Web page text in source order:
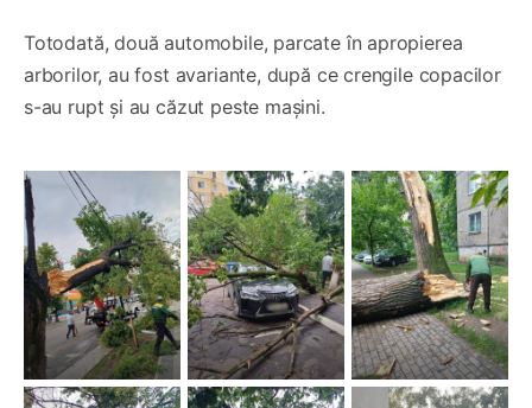
Totodată, două automobile, parcate în apropierea
arborilor, au fost avariante, după ce crengile copacilor
s-au rupt și au căzut peste mașini.